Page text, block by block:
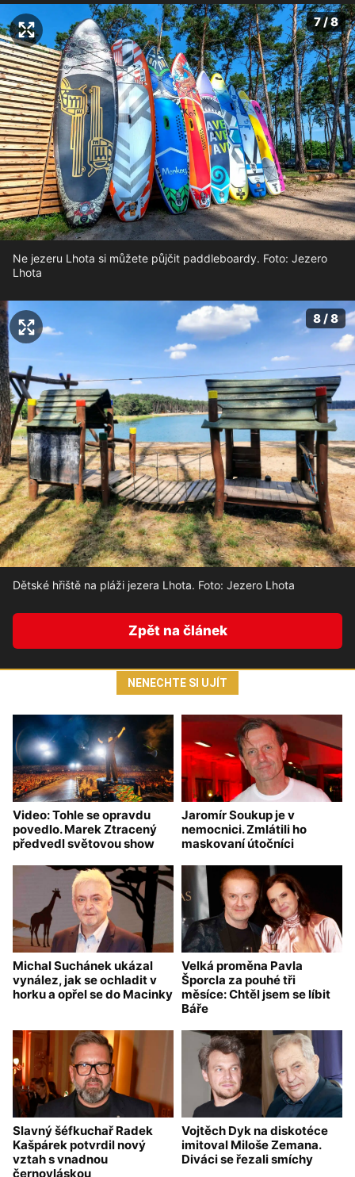
7 / 8
Ne jezeru Lhota si můžete půjčit paddleboardy. Foto: Jezero
Lhota
8 / 8
Dětské hřiště na pláži jezera Lhota. Foto: Jezero Lhota
Zpět na článek
NENECHTE SI UJÍT
Video: Tohle se opravdu
povedlo. Marek Ztracený
předvedl světovou show
Jaromír Soukup je v
nemocnici. Zmlátili ho
maskovaní útočníci
Michal Suchánek ukázal
vynález, jak se ochladit v
horku a opřel se do Macinky
Velká proměna Pavla
Šporcla za pouhé tři
měsíce: Chtěl jsem se líbit
Báře
Slavný šéfkuchař Radek
Kašpárek potvrdil nový
vztah s vnadnou
černovláskou
Vojtěch Dyk na diskotéce
imitoval Miloše Zemana.
Diváci se řezali smíchy